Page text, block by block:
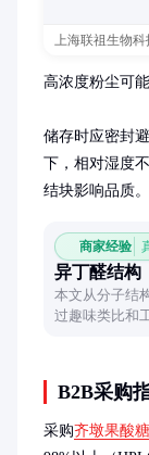
上海联祖生物科
高浓度粉尘可
储存时应密封
下，相对湿度
结块影响品质。
商家经验
异丁醛结构
本文从分子结
过趣味类比和
B2B采购
采购齐墩果酸